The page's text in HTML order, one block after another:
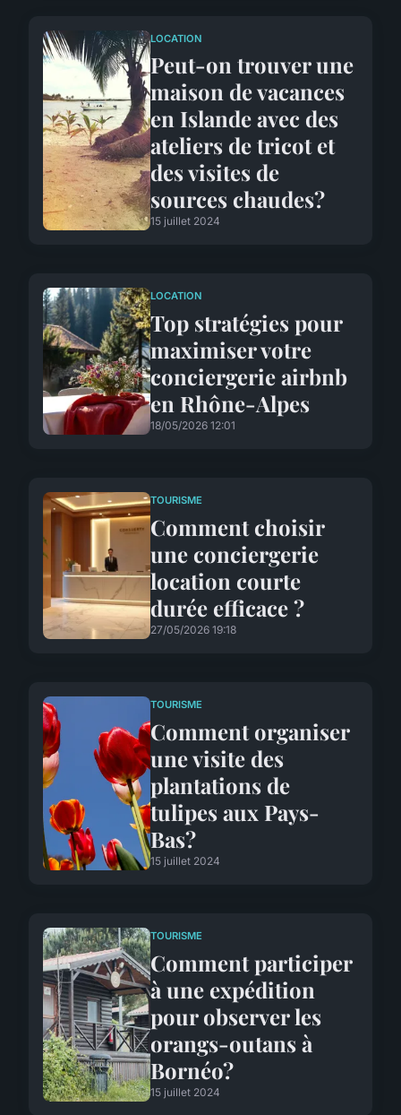
LOCATION
Peut-on trouver une
maison de vacances
en Islande avec des
ateliers de tricot et
des visites de
sources chaudes?
15 juillet 2024
LOCATION
Top stratégies pour
maximiser votre
conciergerie airbnb
en Rhône-Alpes
18/05/2026 12:01
TOURISME
Comment choisir
une conciergerie
location courte
durée efficace ?
27/05/2026 19:18
TOURISME
Comment organiser
une visite des
plantations de
tulipes aux Pays-
Bas?
15 juillet 2024
TOURISME
Comment participer
à une expédition
pour observer les
orangs-outans à
Bornéo?
15 juillet 2024